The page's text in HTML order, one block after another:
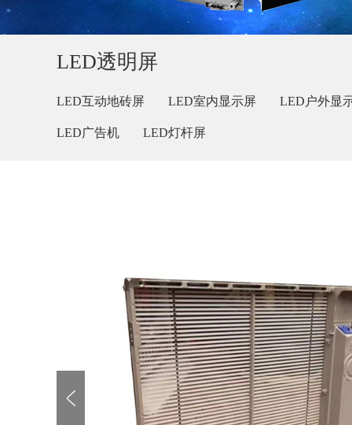
LED透明屏
LED互动地砖屏 LED室内显示屏 LED户外显
LED广告机 LED灯杆屏